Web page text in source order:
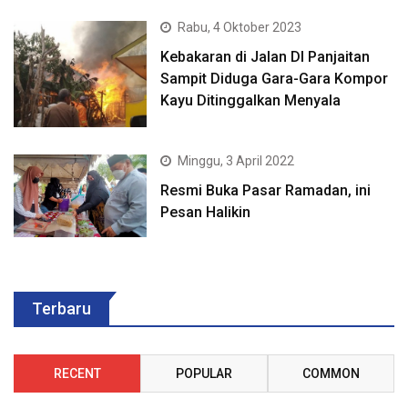
Rabu, 4 Oktober 2023
Kebakaran di Jalan DI Panjaitan
Sampit Diduga Gara-Gara Kompor
Kayu Ditinggalkan Menyala
Minggu, 3 April 2022
Resmi Buka Pasar Ramadan, ini
Pesan Halikin
Terbaru
RECENT POPULAR COMMON